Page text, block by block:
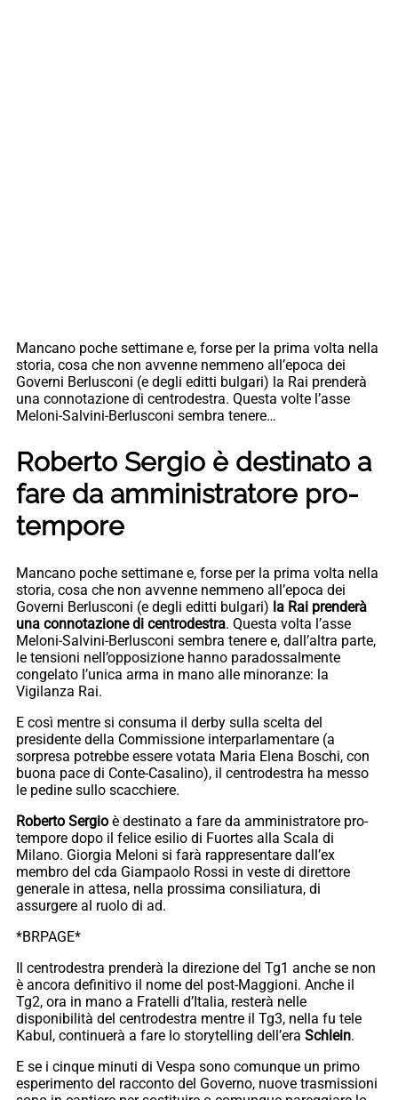
Mancano poche settimane e, forse per la prima volta nella
storia, cosa che non avvenne nemmeno all’epoca dei
Governi Berlusconi (e degli editti bulgari) la Rai prenderà
una connotazione di centrodestra. Questa volte l’asse
Meloni-Salvini-Berlusconi sembra tenere…
Roberto Sergio è destinato a
fare da amministratore pro-
tempore
Mancano poche settimane e, forse per la prima volta nella
storia, cosa che non avvenne nemmeno all’epoca dei
Governi Berlusconi (e degli editti bulgari) la Rai prenderà
una connotazione di centrodestra. Questa volta l’asse
Meloni-Salvini-Berlusconi sembra tenere e, dall’altra parte,
le tensioni nell’opposizione hanno paradossalmente
congelato l’unica arma in mano alle minoranze: la
Vigilanza Rai.
E così mentre si consuma il derby sulla scelta del
presidente della Commissione interparlamentare (a
sorpresa potrebbe essere votata Maria Elena Boschi, con
buona pace di Conte-Casalino), il centrodestra ha messo
le pedine sullo scacchiere.
Roberto Sergio è destinato a fare da amministratore pro-
tempore dopo il felice esilio di Fuortes alla Scala di
Milano. Giorgia Meloni si farà rappresentare dall’ex
membro del cda Giampaolo Rossi in veste di direttore
generale in attesa, nella prossima consiliatura, di
assurgere al ruolo di ad.
*BRPAGE*
Il centrodestra prenderà la direzione del Tg1 anche se non
è ancora definitivo il nome del post-Maggioni. Anche il
Tg2, ora in mano a Fratelli d’Italia, resterà nelle
disponibilità del centrodestra mentre il Tg3, nella fu tele
Kabul, continuerà a fare lo storytelling dell’era Schlein.
E se i cinque minuti di Vespa sono comunque un primo
esperimento del racconto del Governo, nuove trasmissioni